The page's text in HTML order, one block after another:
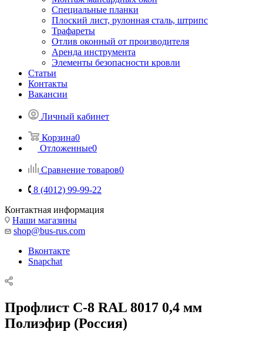
Специальные планки
Плоский лист, рулонная сталь, штрипс
Трафареты
Отлив оконный от производителя
Аренда инструмента
Элементы безопасности кровли
Статьи
Контакты
Вакансии
Личный кабинет
Корзина0
Отложенные0
Сравнение товаров0
8 (4012) 99-99-22
Контактная информация
Наши магазины
shop@bus-rus.com
Вконтакте
Snapchat
Профлист C-8 RAL 8017 0,4 мм
Полиэфир (Россия)